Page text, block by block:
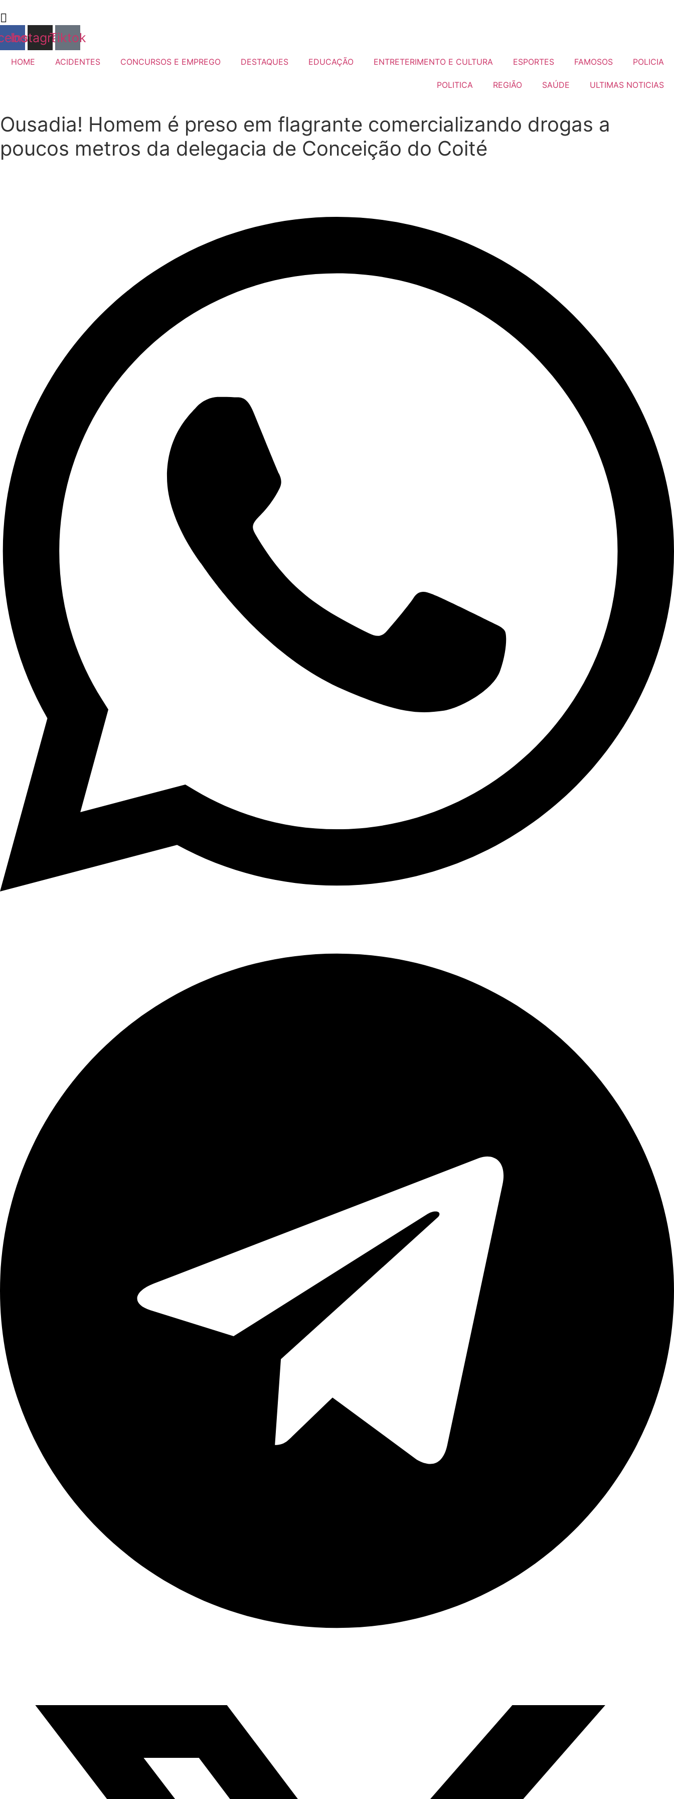
para
conteúdo
Instagram
Tiktok
HOME ACIDENTES CONCURSOS E EMPREGO DESTAQUES EDUCAÇÃO ENTRETERIMENTO E CULTURA ESPORTES FAMOSOS POLICIA
POLITICA REGIÃO SAÚDE ULTIMAS NOTICIAS
Ousadia! Homem é preso em flagrante comercializando drogas a
poucos metros da delegacia de Conceição do Coité